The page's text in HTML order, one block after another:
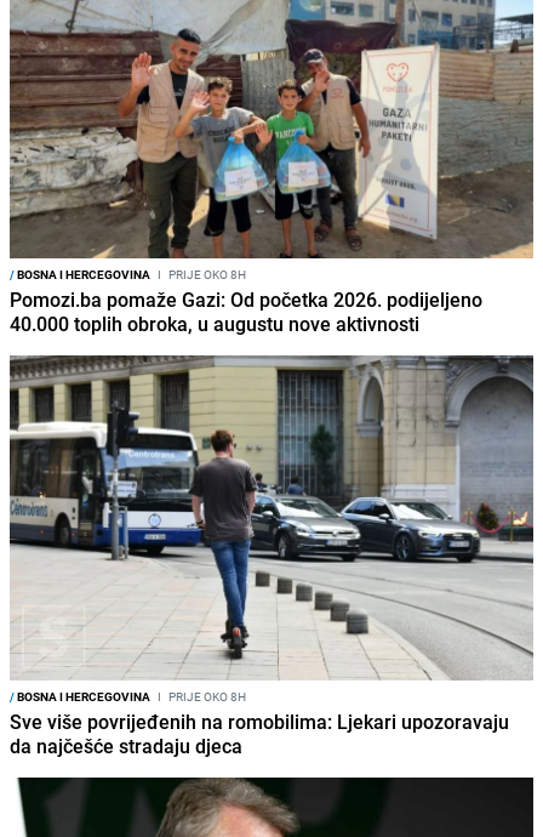
/BOSNA I HERCEGOVINA I PRIJE OKO 8H
Pomozi.ba pomaže Gazi: Od početka 2026. podijeljeno
40.000 toplih obroka, u augustu nove aktivnosti
/BOSNA I HERCEGOVINA I PRIJE OKO 8H
Sve više povrijeđenih na romobilima: Ljekari upozoravaju
da najčešće stradaju djeca